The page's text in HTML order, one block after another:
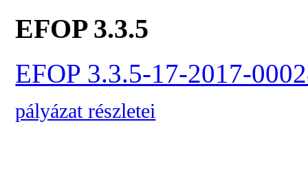
EFOP 3.3.5
EFOP 3.3.5-17-2017-
pályázat részletei